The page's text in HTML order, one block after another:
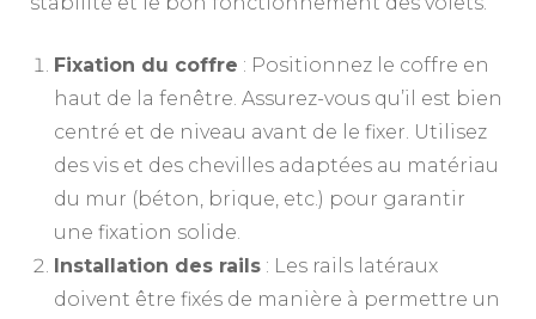
Fixation du coffre : Positionnez le coffre en
haut de la fenêtre. Assurez-vous qu’il est bien
centré et de niveau avant de le fixer. Utilisez
des vis et des chevilles adaptées au matériau
du mur (béton, brique, etc.) pour garantir
une fixation solide.
Installation des rails : Les rails latéraux
doivent être fixés de manière à permettre un